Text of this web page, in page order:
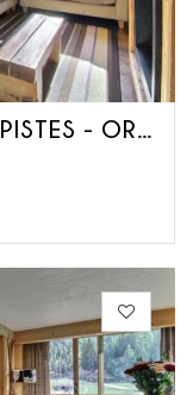
APPARTEMENT L'ORÉE DES PISTES - OREELUCERNE